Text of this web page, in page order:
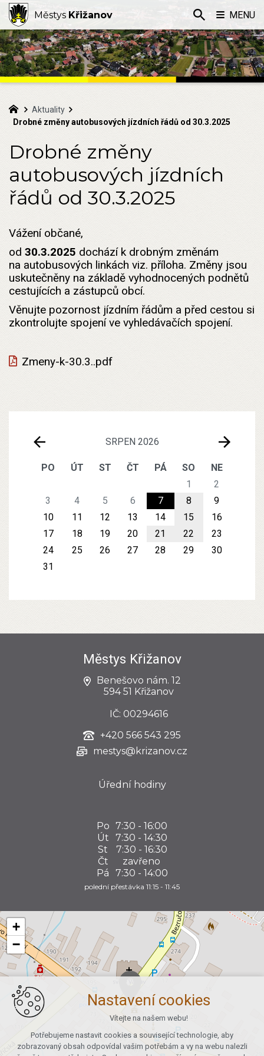
SRPEN 2026
PO ÚT ST ČT PÁ SO
NE
1
2
3
4 5 6 7 8
9
10
11 12 13 14 15
16
17
18 19 20 21 22
23
24
25 26 27 28 29
30
31
Aktuality
Drobné změny autobusových jízdních řádů od 30.3.2025
Drobné změny
autobusových jízdních
řádů od 30.3.2025
Vážení občané,
od 30.3.2025 dochází k drobným změnám
na autobusových linkách viz. příloha. Změny jsou
uskutečněny na základě vyhodnocených podnětů
cestujících a zástupců obcí.
Věnujte pozornost jízdním řádům a před cestou si
zkontrolujte spojení ve vyhledávačích spojení.
Zmeny-k-30.3..pdf
Městys Křižanov
Benešovo nám. 12
594 51 Křižanov
IČ: 00294616
+420 566 543 295
mestys@krizanov.cz
Úřední hodiny
Po 7:30 - 16:00
Út
7:30 - 14:30
St
7:30 - 16:30
Čt
zavřeno
Pá
7:30 - 14:00
polední přestávka 11:15 - 11:45
+
−
Městys Křižanov MENU
Nastavení cookies
Vítejte na našem webu!
Potřebujeme nastavit cookies a související technologie, aby
zobrazovaný obsah odpovídal vašim potřebám a vy na webu nalezli